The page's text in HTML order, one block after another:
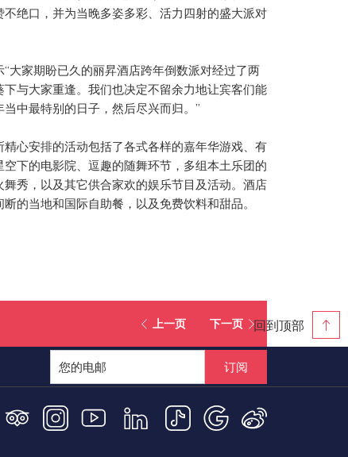
绝口，并为当晚多姿多彩、活力四射的盛大派对
大家期盼已久的丽昇酒店跨年倒数派对经过了两
与大家重逢。我们也决定不留余力地让宾客们能
中最特别的日子，然后尽兴而归。”
心安排的活动包括了各式各样的嘉年华游戏、有
下的电影院、逗趣的随舞环节，多组本土乐团的
秀，以及其它供合家欢的娱乐节目及活动。酒店
的当地和国际自助餐，以及免费饮料和甜品。
上一页 下一页 回到顶部
订阅